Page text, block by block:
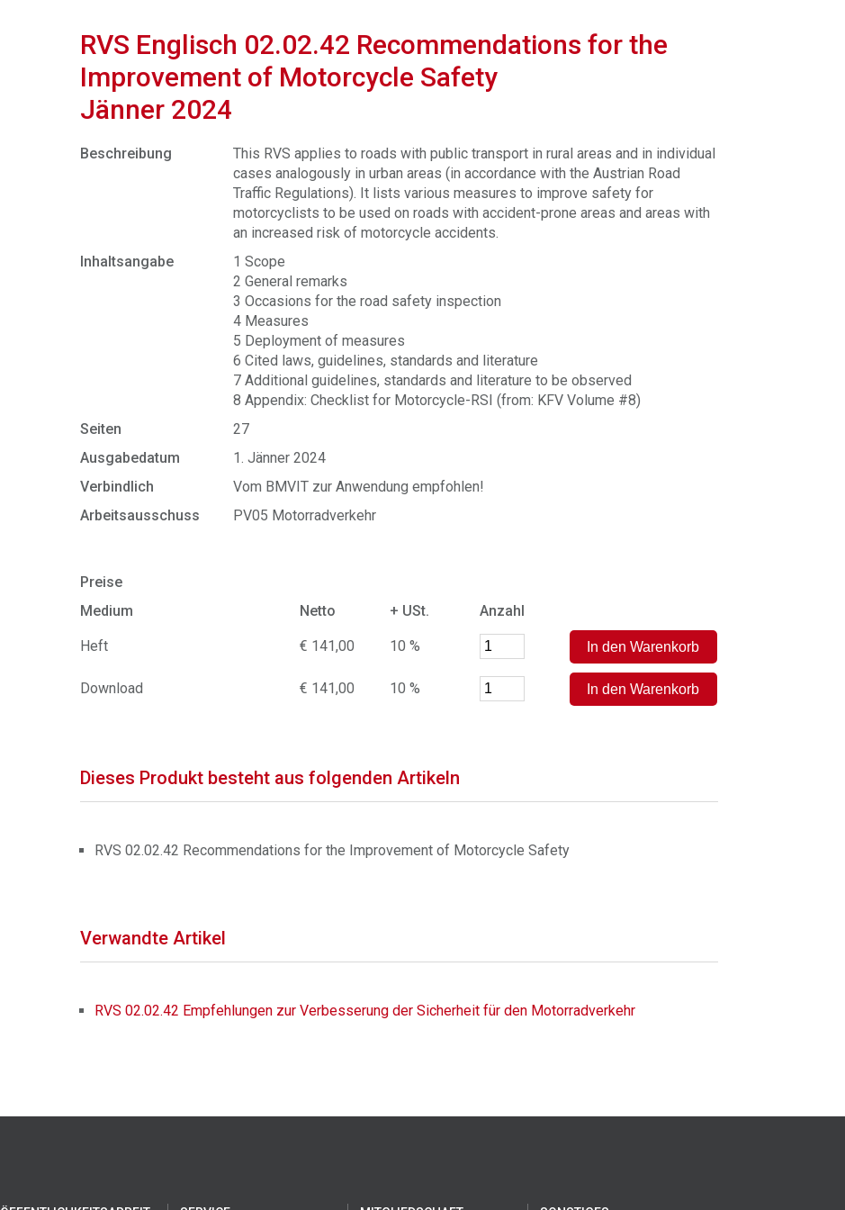
RVS Englisch 02.02.42 Recommendations for the
Improvement of Motorcycle Safety
Jänner 2024
Beschreibung
This RVS applies to roads with public transport in rural areas and in individual
cases analogously in urban areas (in accordance with the Austrian Road
Traffic Regulations). It lists various measures to improve safety for
motorcyclists to be used on roads with accident-prone areas and areas with
an increased risk of motorcycle accidents.
Inhaltsangabe
1 Scope
2 General remarks
3 Occasions for the road safety inspection
4 Measures
5 Deployment of measures
6 Cited laws, guidelines, standards and literature
7 Additional guidelines, standards and literature to be observed
8 Appendix: Checklist for Motorcycle-RSI (from: KFV Volume #8)
Seiten
27
Ausgabedatum
1. Jänner 2024
Verbindlich
Vom BMVIT zur Anwendung empfohlen!
Arbeitsausschuss
PV05 Motorradverkehr
Preise
Medium
Netto + USt. Anzahl
Heft € 141,00 10 %
Download € 141,00 10 %
Dieses Produkt besteht aus folgenden Artikeln
RVS 02.02.42 Recommendations for the Improvement of Motorcycle Safety
Verwandte Artikel
RVS 02.02.42 Empfehlungen zur Verbesserung der Sicherheit für den Motorradverkehr